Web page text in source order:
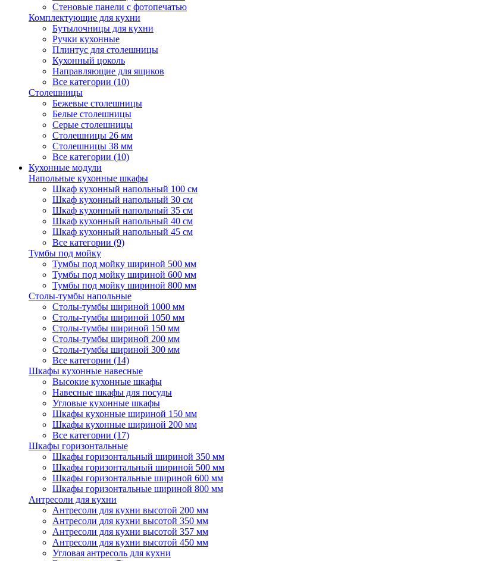
Стеновые панели с фотопечатью
Комплектующие для кухни
Бутылочницы для кухни
Ручки кухонные
Плинтус для столешницы
Кухонный цоколь
Направляющие для ящиков
Все категории (10)
Столешницы
Бежевые столешницы
Белые столешницы
Серые столешницы
Столешницы 26 мм
Столешницы 38 мм
Все категории (10)
Кухонные модули
Напольные кухонные шкафы
Шкаф кухонный напольный 100 см
Шкаф кухонный напольный 30 см
Шкаф кухонный напольный 35 см
Шкаф кухонный напольный 40 см
Шкаф кухонный напольный 45 см
Все категории (9)
Тумбы под мойку
Тумбы под мойку шириной 500 мм
Тумбы под мойку шириной 600 мм
Тумбы под мойку шириной 800 мм
Столы-тумбы напольные
Столы-тумбы шириной 1000 мм
Столы-тумбы шириной 1050 мм
Столы-тумбы шириной 150 мм
Столы-тумбы шириной 200 мм
Столы-тумбы шириной 300 мм
Все категории (14)
Шкафы кухонные навесные
Высокие кухонные шкафы
Навесные шкафы для посуды
Угловые кухонные шкафы
Шкафы кухонные шириной 150 мм
Шкафы кухонные шириной 200 мм
Все категории (17)
Шкафы горизонтальные
Шкафы горизонтальный шириной 350 мм
Шкафы горизонтальный шириной 500 мм
Шкафы горизонтальные шириной 600 мм
Шкафы горизонтальные шириной 800 мм
Антресоли для кухни
Антресоли для кухни высотой 200 мм
Антресоли для кухни высотой 350 мм
Антресоли для кухни высотой 357 мм
Антресоли для кухни высотой 450 мм
Угловая антресоль для кухни